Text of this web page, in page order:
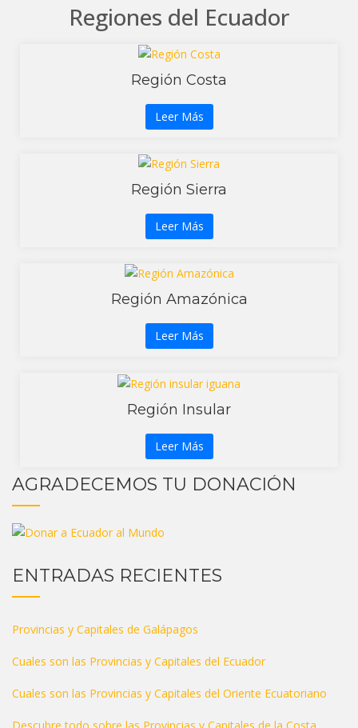
Regiones del Ecuador
Región Costa
Leer Más
Región Sierra
Leer Más
Región Amazónica
Leer Más
Región Insular
Leer Más
AGRADECEMOS TU DONACIÓN
ENTRADAS RECIENTES
Provincias y Capitales de Galápagos
Cuales son las Provincias y Capitales del Ecuador
Cuales son las Provincias y Capitales del Oriente Ecuatoriano